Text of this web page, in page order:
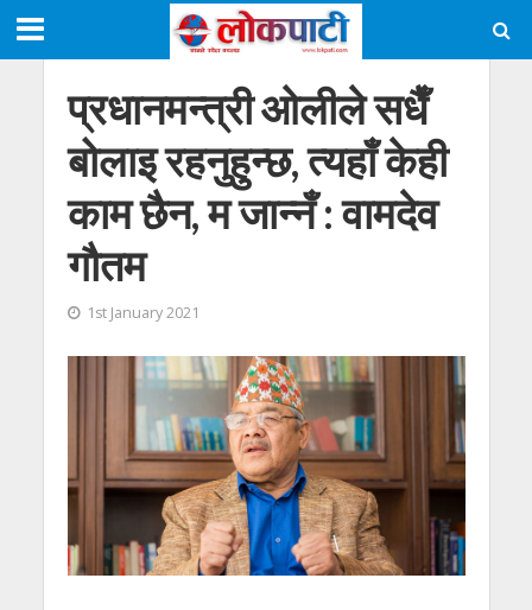
प्रधानमन्त्री ओलीले सधैँ
बोलाइ रहनुहुन्छ, त्यहाँ केही
काम छैन, म जान्नँ : वामदेव
गौतम
1st January 2021